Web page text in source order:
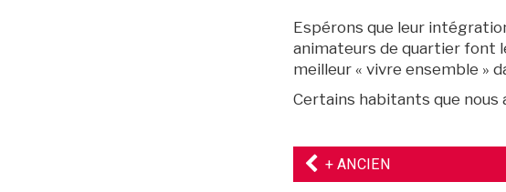
Espérons que leur
animateurs de quartier font
meilleur « vivre ensemble »
Certains habitants que nous
+ ANCIENARTICLE
PRÉCÉDENT